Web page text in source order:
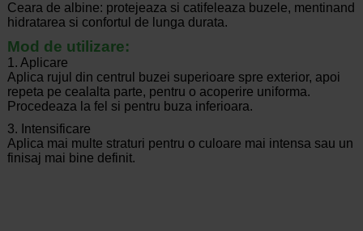
Ceara de albine: protejeaza si catifeleaza buzele, mentinand
hidratarea si confortul de lunga durata.
Mod de utilizare:
1. Aplicare
Aplica rujul din centrul buzei superioare spre exterior, apoi
repeta pe cealalta parte, pentru o acoperire uniforma.
Procedeaza la fel si pentru buza inferioara.
3. Intensificare
Aplica mai multe straturi pentru o culoare mai intensa sau un
finisaj mai bine definit.